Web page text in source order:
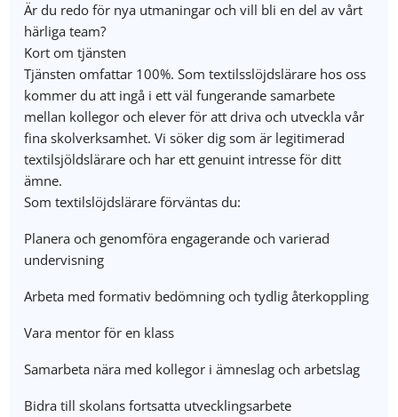
Är du redo för nya utmaningar och vill bli en del av vårt
härliga team?
Kort om tjänsten
Tjänsten omfattar 100%. Som textilsslöjdslärare hos oss
kommer du att ingå i ett väl fungerande samarbete
mellan kollegor och elever för att driva och utveckla vår
fina skolverksamhet. Vi söker dig som är legitimerad
textilsjöldslärare och har ett genuint intresse för ditt
ämne.
Som textilslöjdslärare förväntas du:
Planera och genomföra engagerande och varierad
undervisning
Arbeta med formativ bedömning och tydlig återkoppling
Vara mentor för en klass
Samarbeta nära med kollegor i ämneslag och arbetslag
Bidra till skolans fortsatta utvecklingsarbete